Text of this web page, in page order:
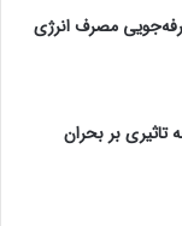
مصرف انرژی
تاثیری بر بحران